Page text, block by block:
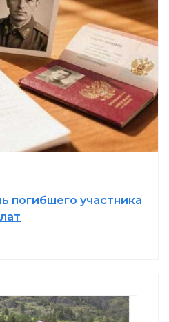
погибшего участника